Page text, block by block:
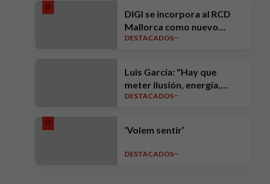
DIGI se incorpora al RCD
Mallorca como nuevo
Patrocinador Oficial
DESTACADOS
Luis García: "Hay que
meter ilusión, energía,
intensidad, ambición y
DESTACADOS
‘Volem sentir’
DESTACADOS